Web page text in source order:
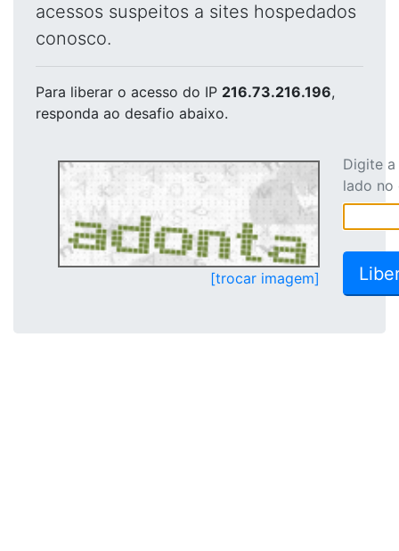
acessos suspeitos a sites hospedados
conosco.
Para liberar o acesso do IP 216.73.216.196,
responda ao desafio abaixo.
[trocar imagem]
Digite
lado no